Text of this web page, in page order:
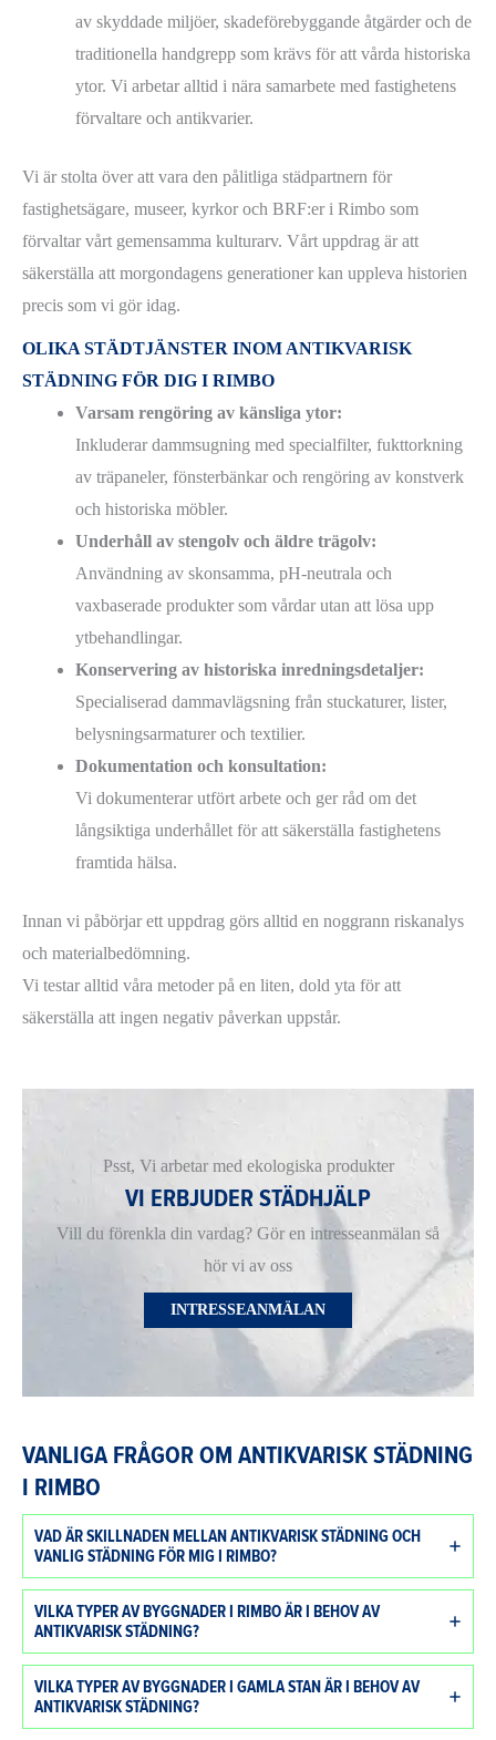
av skyddade miljöer, skadeförebyggande åtgärder och de
traditionella handgrepp som krävs för att vårda historiska
ytor. Vi arbetar alltid i nära samarbete med fastighetens
förvaltare och antikvarier.
Vi är stolta över att vara den pålitliga städpartnern för
fastighetsägare, museer, kyrkor och BRF:er i Rimbo som
förvaltar vårt gemensamma kulturarv. Vårt uppdrag är att
säkerställa att morgondagens generationer kan uppleva historien
precis som vi gör idag.
OLIKA STÄDTJÄNSTER INOM ANTIKVARISK
STÄDNING FÖR DIG I RIMBO
Varsam rengöring av känsliga ytor:
Inkluderar dammsugning med specialfilter, fukttorkning
av träpaneler, fönsterbänkar och rengöring av konstverk
och historiska möbler.
Underhåll av stengolv och äldre trägolv:
Användning av skonsamma, pH-neutrala och
vaxbaserade produkter som vårdar utan att lösa upp
ytbehandlingar.
Konservering av historiska inredningsdetaljer:
Specialiserad dammavlägsning från stuckaturer, lister,
belysningsarmaturer och textilier.
Dokumentation och konsultation:
Vi dokumenterar utfört arbete och ger råd om det
långsiktiga underhållet för att säkerställa fastighetens
framtida hälsa.
Innan vi påbörjar ett uppdrag görs alltid en noggrann riskanalys
och materialbedömning.
Vi testar alltid våra metoder på en liten, dold yta för att
säkerställa att ingen negativ påverkan uppstår.
Psst, Vi arbetar med ekologiska produkter
VI ERBJUDER STÄDHJÄLP
Vill du förenkla din vardag? Gör en intresseanmälan så
hör vi av oss
INTRESSEANMÄLAN
VANLIGA FRÅGOR OM ANTIKVARISK STÄDNING
I RIMBO
VAD ÄR SKILLNADEN MELLAN ANTIKVARISK STÄDNING OCH
VANLIG STÄDNING FÖR MIG I RIMBO?
VILKA TYPER AV BYGGNADER I RIMBO ÄR I BEHOV AV
ANTIKVARISK STÄDNING?
VILKA TYPER AV BYGGNADER I GAMLA STAN ÄR I BEHOV AV
ANTIKVARISK STÄDNING?